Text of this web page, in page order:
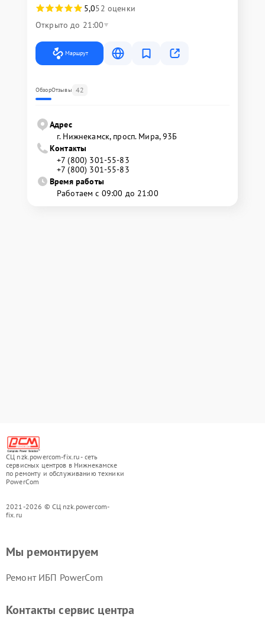
5,052 оценки
Открыто до 21:00
Маршрут
ОбзорОтзывы 42
Адрес
г. Нижнекамск, просп. Мира, 93Б
Контакты
+7 (800) 301-55-83
+7 (800) 301-55-83
Время работы
Работаем с 09:00 до 21:00
СЦ nzk.powercom-fix.ru - сеть
сервисных центров в Нижнекамске
по ремонту и обслуживанию техники
PowerCom
2021-2026 © СЦ nzk.powercom-
fix.ru
Мы ремонтируем
Ремонт ИБП PowerCom
Контакты сервис центра